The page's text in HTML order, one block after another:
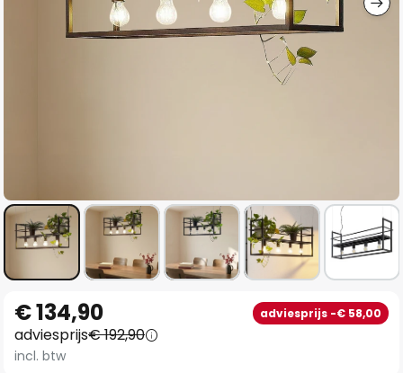
naar
het
begin
€ 134,90 adviesprijs -€ 58,00
adviesprijs€ 192,90
incl. btw